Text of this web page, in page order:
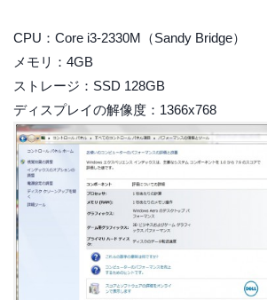
CPU：Core i3-2330M（Sandy Bridge）
メモリ：4GB
ストレージ：SSD 128GB
ディスプレイの解像度：1366x768